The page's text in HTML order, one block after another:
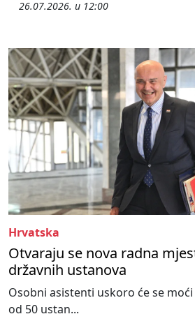
26.07.2026. u 12:00
Hrvatska
Otvaraju se nova radna
državnih ustanova
Osobni asistenti uskoro će se
od 50 ustan...